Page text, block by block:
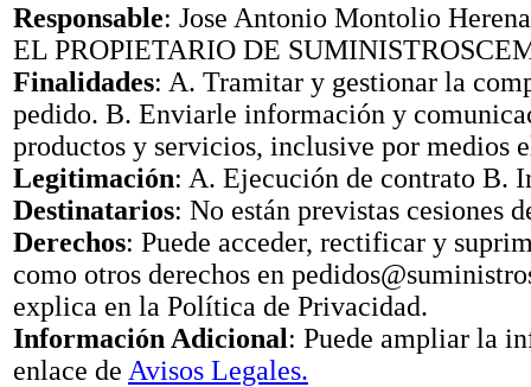
Responsable: Jose Antonio Montolio
EL PROPIETARIO DE
Finalidades: A. Tramitar y gestionar la
pedido. B. Enviarle información y
productos y servicios, inclusive por medios
Legitimación: A. Ejecución de contrato B.
Destinatarios: No están previstas cesiones
Derechos: Puede acceder, rectificar y
como otros derechos en
explica en la Política de Privacidad.
Información Adicional: Puede ampliar la
enlace de Avisos Legales.